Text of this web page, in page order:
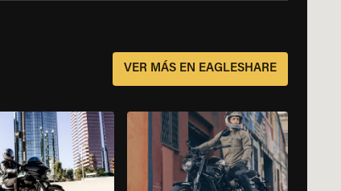
VER MÁS EN EAGLESHARE